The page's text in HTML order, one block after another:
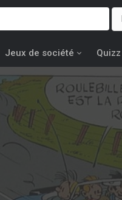
Jeux de société Quizz